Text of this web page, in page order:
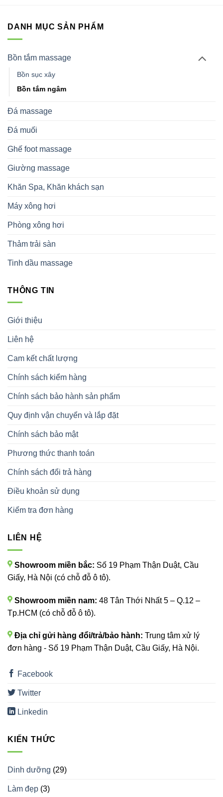
DANH MỤC SẢN PHẨM
Bồn tắm massage
Bồn sục xây
Bồn tắm ngâm
Đá massage
Đá muối
Ghế foot massage
Giường massage
Khăn Spa, Khăn khách sạn
Máy xông hơi
Phòng xông hơi
Thảm trải sàn
Tinh dầu massage
THÔNG TIN
Giới thiệu
Liên hệ
Cam kết chất lượng
Chính sách kiểm hàng
Chính sách bảo hành sản phẩm
Quy định vận chuyển và lắp đặt
Chính sách bảo mật
Phương thức thanh toán
Chính sách đổi trả hàng
Điều khoản sử dụng
Kiểm tra đơn hàng
LIÊN HỆ
Showroom miền bắc: Số 19 Phạm Thận Duật, Cầu
Giấy, Hà Nội (có chỗ đỗ ô tô).
Showroom miền nam: 48 Tân Thới Nhất 5 – Q.12 –
Tp.HCM (có chỗ đỗ ô tô).
Địa chỉ gửi hàng đổi/trả/bảo hành: Trung tâm xử lý
đơn hàng - Số 19 Phạm Thận Duật, Cầu Giấy, Hà Nội.
Facebook
Twitter
Linkedin
KIẾN THỨC
Dinh dưỡng (29)
Làm đẹp (3)